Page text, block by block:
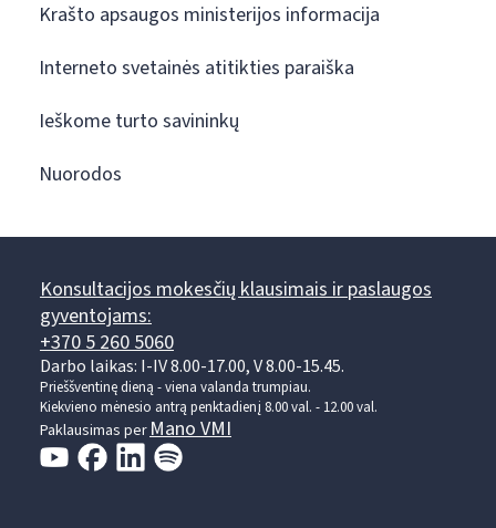
Krašto apsaugos ministerijos informacija
Interneto svetainės atitikties paraiška
Ieškome turto savininkų
Nuorodos
Konsultacijos mokesčių klausimais ir paslaugos
gyventojams:
+370 5 260 5060
Darbo laikas: I-IV 8.00-17.00, V 8.00-15.45.
Prieššventinę dieną - viena valanda trumpiau.
Kiekvieno mėnesio antrą penktadienį 8.00 val. - 12.00 val.
Paklausimas perMano VMI